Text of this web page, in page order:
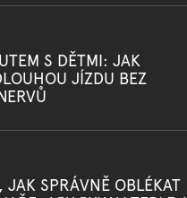
S DĚTMI: JAK
JÍZDU BEZ
JAK SPRÁVNĚ OBLÉKAT